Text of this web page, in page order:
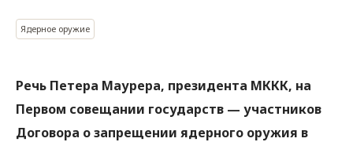
Ядерное оружие
Речь Петера Маурера, президента МККК, на
Первом совещании государств — участников
Договора о запрещении ядерного оружия в